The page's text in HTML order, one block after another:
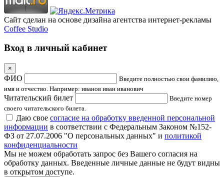
Сайт сделан на основе дизайна агентства интернет-рекламы
Coffee Studio
Вход в личный кабинет
×
ФИО
Введите полностью свои фамилию,
имя и отчество. Например: иванов иван иванович
Читательский билет
Введите номер
своего читательского билета.
Даю свое согласие на обработку введенной персональной
информации в соответствии с Федеральным Законом №152-
ФЗ от 27.07.2006 "О персональных данных" и политикой
конфиденциальности
Мы не можем обработать запрос без Вашего согласия на
обработку данных. Введенные личные данные не будут видны
в открытом доступе.